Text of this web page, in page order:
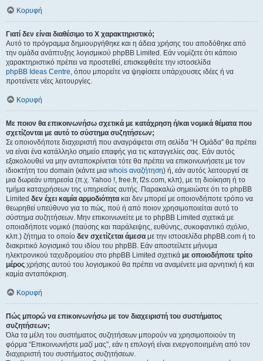
Κορυφή
Γιατί δεν είναι διαθέσιμο το Χ χαρακτηριστικό;
Αυτό το πρόγραμμα δημιουργήθηκε και η άδεια χρήσης του αποδόθηκε από
την ομάδα ανάπτυξης λογισμικού phpBB Limited. Εάν νομίζετε ότι κάποιο
χαρακτηριστικό πρέπει να προστεθεί, επισκεφθείτε την ιστοσελίδα
phpBB Ideas Centre, όπου μπορείτε να ψηφίσετε υπάρχουσες ιδέες ή να
προτείνετε νέες λειτουργίες.
Κορυφή
Με ποιον θα επικοινωνήσω σχετικά με κατάχρηση ή/και νομικά θέματα που
σχετίζονται με αυτό το σύστημα συζητήσεων;
Σε οποιονδήποτε διαχειριστή που αναγράφεται στη σελίδα “Η Ομάδα” θα πρέπει
να είναι ένα κατάλληλο σημείο επαφής για τις καταγγελίες σας. Εάν αυτός
εξακολουθεί να μην ανταποκρίνεται τότε θα πρέπει να επικοινωνήσετε με τον
ιδιοκτήτη του domain (κάντε μια whois αναζήτηση) ή, εάν αυτός λειτουργεί σε
μια δωρεάν υπηρεσία (π.χ. Yahoo !, free.fr, f2s.com, κλπ), με τη διοίκηση ή το
τμήμα καταχρήσεων της υπηρεσίας αυτής. Παρακαλώ σημειώστε ότι το phpBB
Limited δεν έχει καμία αρμοδιότητα και δεν μπορεί με οποιονδήποτε τρόπο να
θεωρηθεί υπεύθυνο για το πώς, πού ή από ποιον χρησιμοποιείται αυτό το
σύστημα συζητήσεων. Μην επικοινωνείτε με το phpBB Limited σχετικά με
οποιαδήποτε νομικό (παύσης και παράλειψης, ευθύνης, συκοφαντικό σχόλιο,
κλπ.) ζήτημα το οποίο δεν σχετίζεται άμεσα με την ιστοσελίδα phpBB.com ή το
διακριτικό λογισμικό του ιδίου του phpBB. Εάν αποστείλετε μήνυμα
ηλεκτρονικού ταχυδρομείου στο phpBB Limited σχετικά με οποιοδήποτε τρίτο
μέρος χρήσης αυτού του λογισμικού θα πρέπει να αναμένετε μια αρνητική ή και
καμία ανταπόκριση.
Κορυφή
Πώς μπορώ να επικοινωνήσω με τον διαχειριστή του συστήματος
συζητήσεων;
Όλα τα μέλη του συστήματος συζητήσεων μπορούν να χρησιμοποιούν τη
φόρμα “Επικοινωνήστε μαζί μας”, εάν η επιλογή είναι ενεργοποιημένη από τον
διαχειριστή του συστήματος συζητήσεων.